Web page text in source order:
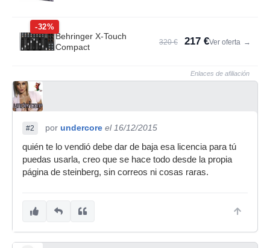
-32%
Behringer X-Touch
Compact
320 € 217 €Ver oferta →
Enlaces de afiliación
#2 por undercore el 16/12/2015
quién te lo vendió debe dar de baja esa licencia para tú
puedas usarla, creo que se hace todo desde la propia
página de steinberg, sin correos ni cosas raras.